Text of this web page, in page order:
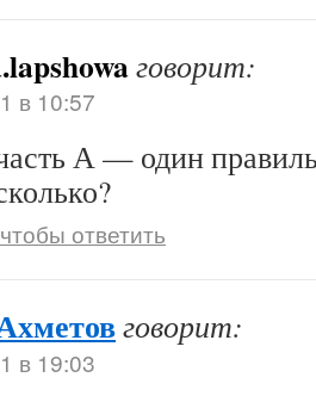
говорит:
в 10:57
А — один
ответить
говорит:
в 19:03